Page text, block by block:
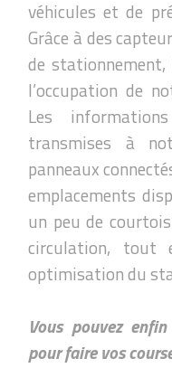
véhicules et de
Grâce à des
de
l’occupation de
Les
transmises à
panneaux
emplacements
un peu de
circulation, tout
optimisation du
Vous pouvez
pour faire vos